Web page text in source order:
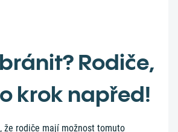
Rodiče,
krok napřed!
že rodiče mají možnost tomuto